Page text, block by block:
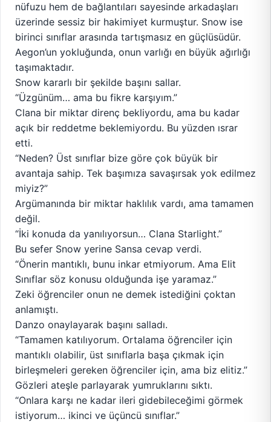
nüfuzu hem de bağlantıları sayesinde arkadaşları
üzerinde sessiz bir hakimiyet kurmuştur. Snow ise
birinci sınıflar arasında tartışmasız en güçlüsüdür.
Aegon’un yokluğunda, onun varlığı en büyük ağırlığı
taşımaktadır.
Snow kararlı bir şekilde başını sallar.
“Üzgünüm… ama bu fikre karşıyım.”
Clana bir miktar direnç bekliyordu, ama bu kadar
açık bir reddetme beklemiyordu. Bu yüzden ısrar
etti.
“Neden? Üst sınıflar bize göre çok büyük bir
avantaja sahip. Tek başımıza savaşırsak yok edilmez
miyiz?”
Argümanında bir miktar haklılık vardı, ama tamamen
değil.
“İki konuda da yanılıyorsun… Clana Starlight.”
Bu sefer Snow yerine Sansa cevap verdi.
“Önerin mantıklı, bunu inkar etmiyorum. Ama Elit
Sınıflar söz konusu olduğunda işe yaramaz.”
Zeki öğrenciler onun ne demek istediğini çoktan
anlamıştı.
Danzo onaylayarak başını salladı.
“Tamamen katılıyorum. Ortalama öğrenciler için
mantıklı olabilir, üst sınıflarla başa çıkmak için
birleşmeleri gereken öğrenciler için, ama biz elitiz.”
Gözleri ateşle parlayarak yumruklarını sıktı.
“Onlara karşı ne kadar ileri gidebileceğimi görmek
istiyorum… ikinci ve üçüncü sınıflar.”